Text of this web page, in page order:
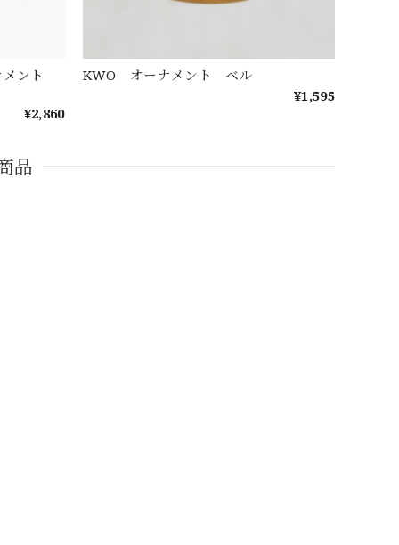
メント
¥2,860
KWO オーナメント ベル
¥1,595
品